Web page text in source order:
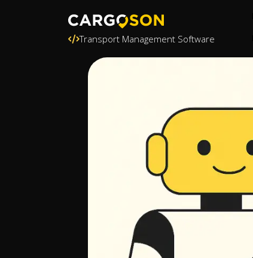
Transport Management Software